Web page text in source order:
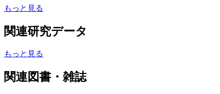
もっと見る
関連研究データ
もっと見る
関連図書・雑誌